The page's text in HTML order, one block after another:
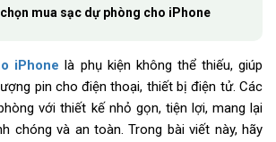
mua sạc dự phòng cho iPhone
iPhone là phụ kiện không thể thiếu, giúp
pin cho điện thoại, thiết bị điện tử. Các
với thiết kế nhỏ gọn, tiện lợi, mang lại
chóng và an toàn. Trong bài viết này, hãy